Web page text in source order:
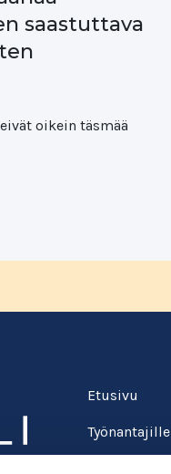
saastuttava
oikein täsmää
Etusivu
Työnantajille